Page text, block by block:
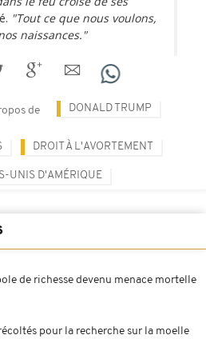
"Tout ce que nous voulons,
naissances."
de DONALD TRUMP
DROIT À L'AVORTEMENT
UNIS D'AMÉRIQUE
de richesse devenu menace mortelle
pour la recherche sur la moelle